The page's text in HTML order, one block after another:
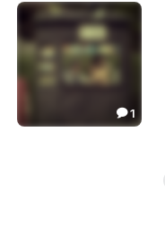
***
37.59
 1